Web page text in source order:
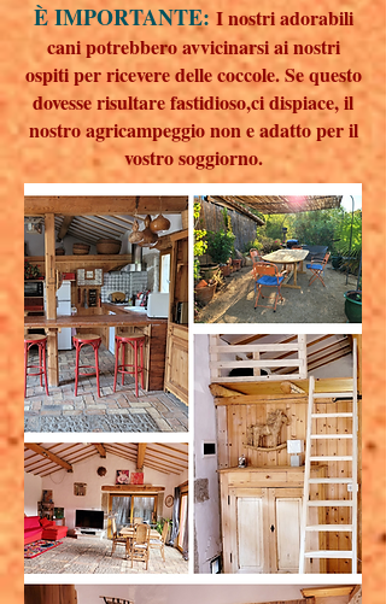
È IMPORTANTE:I nostri adorabili
cani potrebbero avvicinarsi ai nostri
ospiti per ricevere delle coccole. Se questo
dovesse risultare fastidioso,ci dispiace, il
nostro agricampeggio non e adatto per il
vostro soggiorno.